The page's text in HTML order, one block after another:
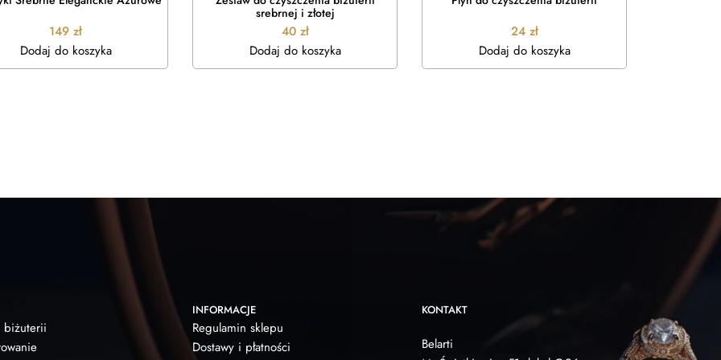
149 zł
Dodaj do koszyka
srebrnej i złotej
40 zł
Dodaj do koszyka
24 zł
Dodaj do koszyka
biżuterii
INFORMACJE
Regulamin sklepu
Dostawy i płatności
KONTAKT
Belarti